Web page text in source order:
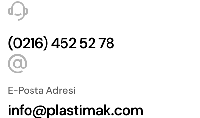
(0216) 452 52 78
E-Posta Adresi
info@plastimak.com